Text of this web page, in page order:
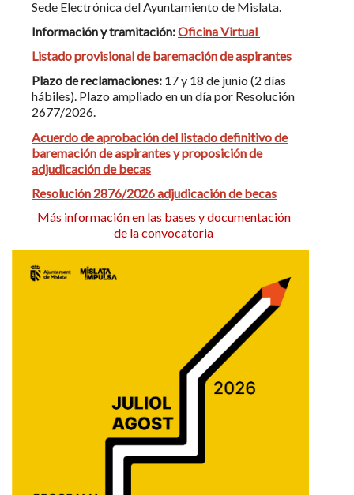
Sede Electrónica del Ayuntamiento de Mislata.
Información y tramitación:Oficina Virtual
Listado provisional de baremación de aspirantes
Plazo de reclamaciones: 17 y 18 de junio (2 días
hábiles). Plazo ampliado en un día por Resolución
2677/2026.
Acuerdo de aprobación del listado definitivo de
baremación de aspirantes y proposición de
adjudicación de becas
Resolución 2876/2026 adjudicación de becas
Más información en las bases y documentación
de la convocatoria